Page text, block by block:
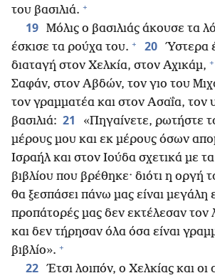
του βασιλιά. +
19 Μόλις ο βασιλιάς άκουσε τα
έσκισε τα ρούχα του. + 20 Ύστερα
διαταγή στον Χελκία, στον Αχικάμ, +
Σαφάν, στον Αβδών, τον γιο του
τον γραμματέα και στον Ασαΐα, τον
βασιλιά: 21
«Πηγαίνετε, ρωτήστε
μέρους μου και εκ μέρους όσων
Ισραήλ και στον Ιούδα σχετικά με
βιβλίου που βρέθηκε· διότι η οργή
θα ξεσπάσει πάνω μας είναι μεγάλη
προπάτορές μας δεν εκτέλεσαν τον
και δεν τήρησαν όλα όσα είναι
βιβλίο». +
22 Έτσι λοιπόν, ο Χελκίας και οι